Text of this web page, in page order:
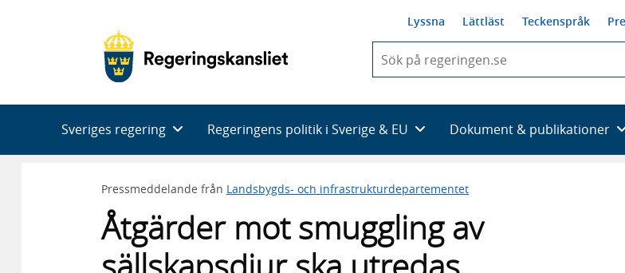
Lyssna Lättläst Teckenspråk
du
skriva
framträder
en
med
Sveriges regering Regeringens politik i Sverige & EU Dokument & publikationer
Pressmeddelande från Landsbygds- och infrastrukturdepartementet
Åtgärder mot smuggling av